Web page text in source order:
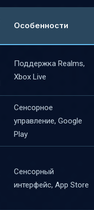
Особенности
Поддержка Realms,
Xbox Live
Сенсорное
управление, Google
Play
Сенсорный
интерфейс, App Store